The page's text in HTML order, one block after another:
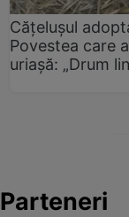
Cățelușul
Povestea care
uriașă: „Drum
Parteneri